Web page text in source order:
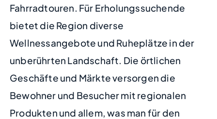
Fahrradtouren. Für Erholungssuchende
bietet die Region diverse
Wellnessangebote und Ruheplätze in der
unberührten Landschaft. Die örtlichen
Geschäfte und Märkte versorgen die
Bewohner und Besucher mit regionalen
Produkten und allem, was man für den